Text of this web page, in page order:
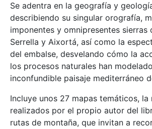
Se adentra en la geografía y
describiendo su singular orografía,
imponentes y omnipresentes sierras
Serrella y Aixortá, así como la
del embalse, desvelando cómo la
los procesos naturales han
inconfundible paisaje mediterráneo
Incluye unos 27 mapas temáticos, la
realizados por el propio autor del
rutas de montaña, que invitan a